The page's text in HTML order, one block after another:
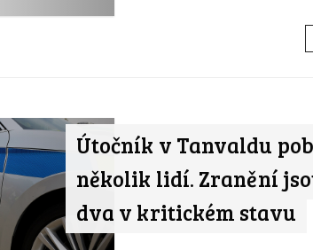
Útočník v Tanvaldu
několik lidí. Zranění
dva v kritickém stavu